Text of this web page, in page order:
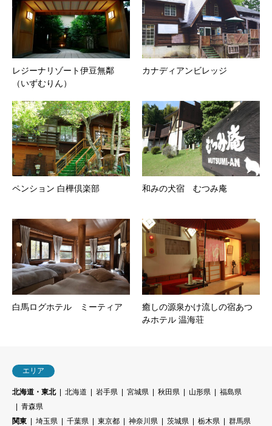
レジーナリゾート伊豆無鄰
（いずむりん）
カナディアンビレッジ
ペンション 白樺倶楽部 和みの犬宿 むつみ庵
白馬ログホテル ミーティア
癒しの源泉かけ流しの宿あつ
みホテル 温海荘
エリア
北海道・東北 北海道 岩手県 宮城県 秋田県 山形県
福島県
青森県
関東
埼玉県 千葉県 東京都 神奈川県 茨城県 栃木県
群馬県